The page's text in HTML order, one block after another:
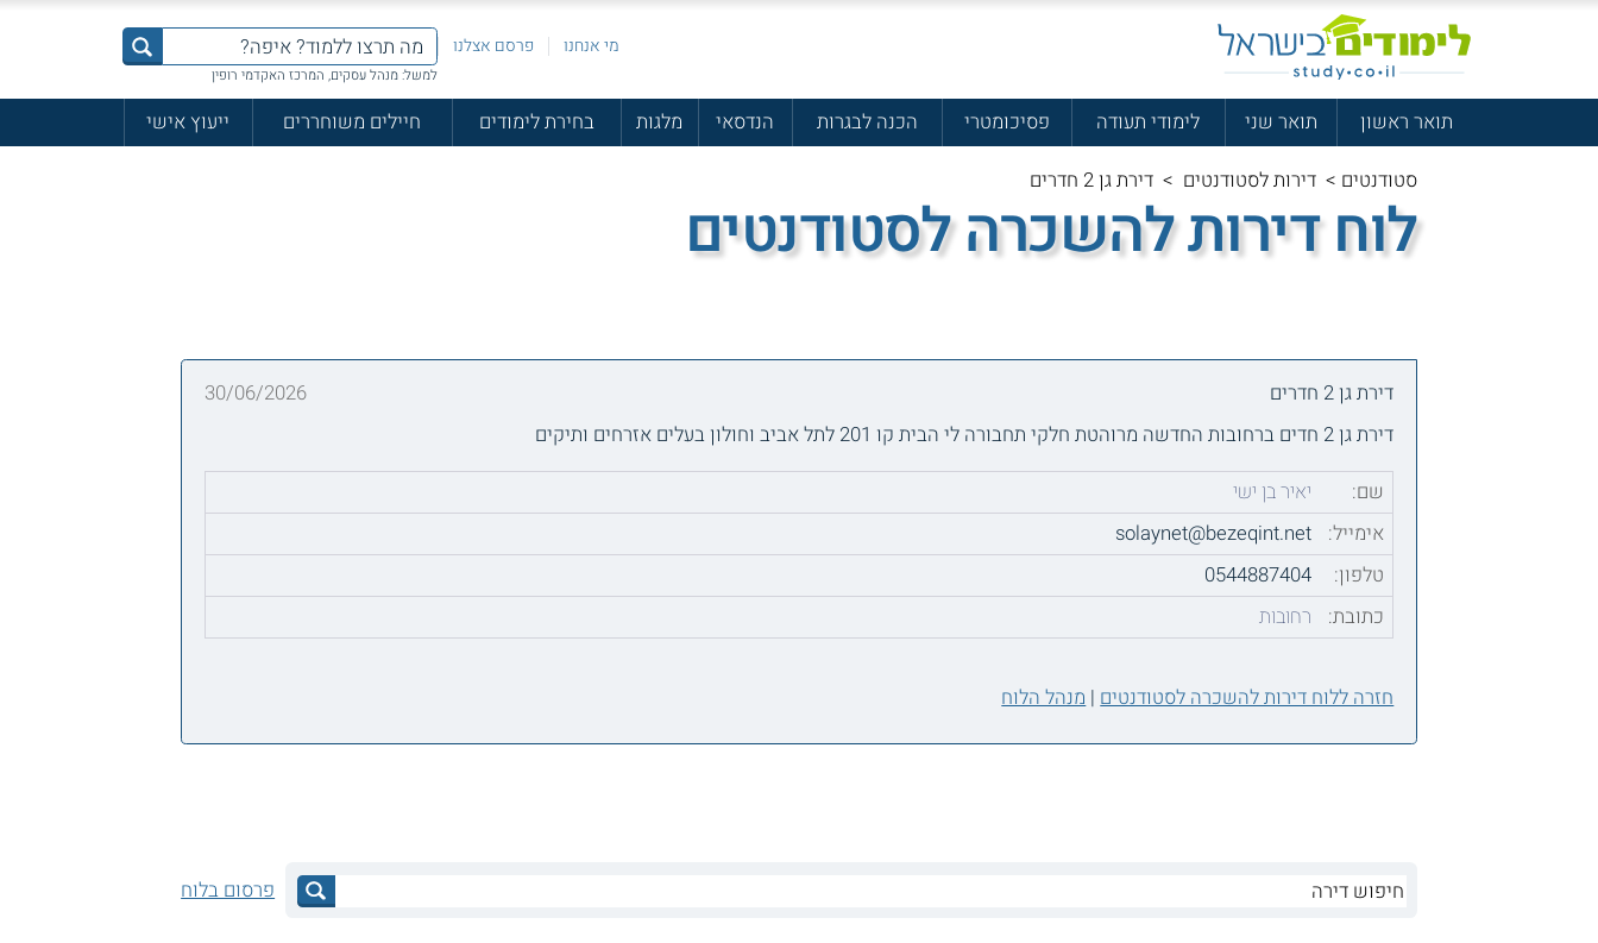
מי אנחנו פרסם אצלנו
למשל: מנהל עסקים, המרכז האקדמי רופין
תואר ראשון תואר שני לימודי תעודה פסיכומטרי הכנה לבגרות הנדסאי מלגות בחירת לימודים חיילים משוחררים
ייעוץ אישי
סטודנטים > דירות לסטודנטים > דירת גן 2 חדרים
לוח דירות להשכרה לסטודנטים
דירת גן 2 חדרים
30/06/2026
דירת גן 2 חדים ברחובות החדשה מרוהטת חלקי תחבורה לי הבית קו 201 לתל אביב וחולון בעלים אזרחים ותיקים
שם:
יאיר בן ישי
אימייל: solaynet@bezeqint.net
טלפון:
0544887404
כתובת:
רחובות
חזרה ללוח דירות להשכרה לסטודנטים|מנהל הלוח
פרסום בלוח